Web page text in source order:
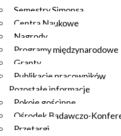
Semestry Simonsa
Centra Naukowe
Nagrody
Programy międzynarodowe
Granty
Publikacje pracowników
Pozostałe informacje
Pokoje gościnne
Ośrodek Badawczo-
Przetargi